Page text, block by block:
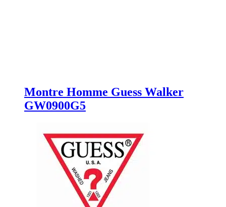
Montre Homme Guess Walker
GW0900G5